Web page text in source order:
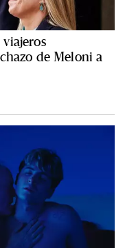
de Meloni a